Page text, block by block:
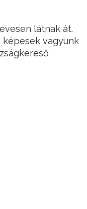
látnak át.
képesek vagyunk